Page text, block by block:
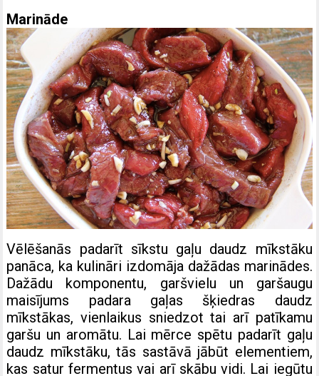
Marināde
Vēlēšanās padarīt sīkstu gaļu daudz mīkstāku
panāca, ka kulināri izdomāja dažādas marinādes.
Dažādu komponentu, garšvielu un garšaugu
maisījums padara gaļas šķiedras daudz
mīkstākas, vienlaikus sniedzot tai arī patīkamu
garšu un aromātu. Lai mērce spētu padarīt gaļu
daudz mīkstāku, tās sastāvā jābūt elementiem,
kas satur fermentus vai arī skābu vidi. Lai iegūtu